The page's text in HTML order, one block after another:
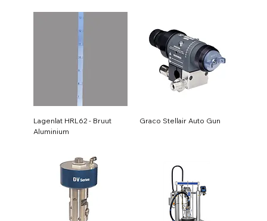
Lagenlat HRL62 - Bruut
Aluminium
Graco Stellair Auto Gun